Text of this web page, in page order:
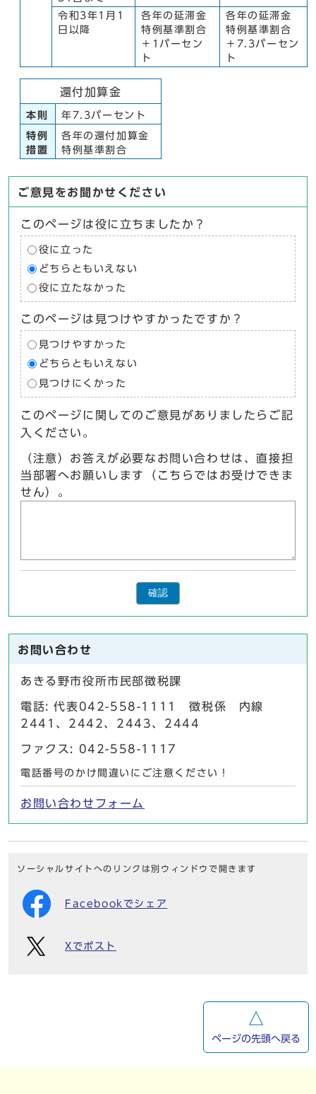
令和3年1月1
日以降
各年の延滞金
特例基準割合
＋1パーセン
ト
各年の延滞金
特例基準割合
＋7.3パーセン
ト
還付加算金
本則 年7.3パーセント
特例
措置
各年の還付加算金
特例基準割合
ご意見をお聞かせください
このページは役に立ちましたか？
役に立った
どちらともいえない
役に立たなかった
このページは見つけやすかったですか？
見つけやすかった
どちらともいえない
見つけにくかった
このページに関してのご意見がありましたらご記
入ください。
（注意）お答えが必要なお問い合わせは、直接担
当部署へお願いします（こちらではお受けできま
せん）。
確認
お問い合わせ
あきる野市役所市民部徴税課
電話: 代表042-558-1111 徴税係 内線
2441、2442、2443、2444
ファクス: 042-558-1117
電話番号のかけ間違いにご注意ください！
お問い合わせフォーム
ソーシャルサイトへのリンクは別ウィンドウで開きます
Facebookでシェア
Xでポスト
ページの先頭へ戻る